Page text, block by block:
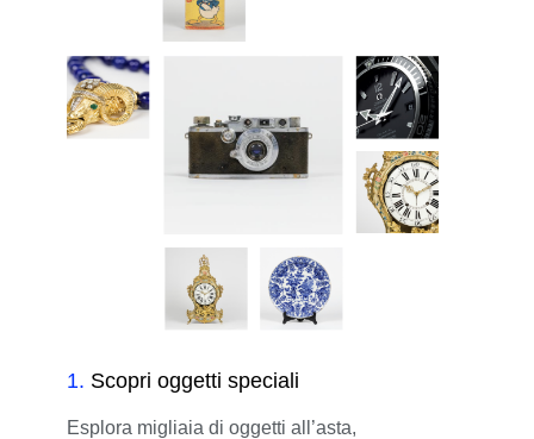
1. Scopri oggetti speciali
Esplora migliaia di oggetti all’asta,